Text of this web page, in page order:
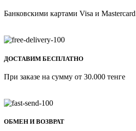
Банковскими картами Visa и Mastercard
ДОСТАВИМ БЕСПЛАТНО
При заказе на сумму от 30.000 тенге
ОБМЕН И ВОЗВРАТ